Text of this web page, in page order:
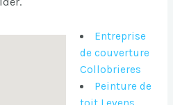
Entreprise
de couverture
Collobrieres
Peinture de